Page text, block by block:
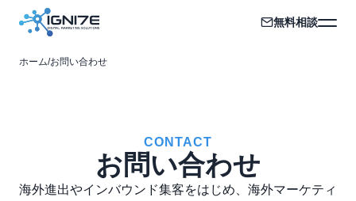
無料相談
ホーム/お問い合わせ
CONTACT
お問い合わせ
海外進出やインバウンド集客をはじめ、海外マーケティ